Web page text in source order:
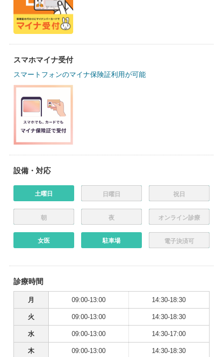
スマホマイナ受付
スマートフォンのマイナ保険証利用が可能
設備・対応
土曜日 日曜日 祝日
朝 夜 オンライン診療
女医 駐車場 電子決済可
診療時間
月 09:00-13:00 14:30-18:30
火 09:00-13:00 14:30-18:30
水 09:00-13:00 14:30-17:00
木 09:00-13:00 14:30-18:30